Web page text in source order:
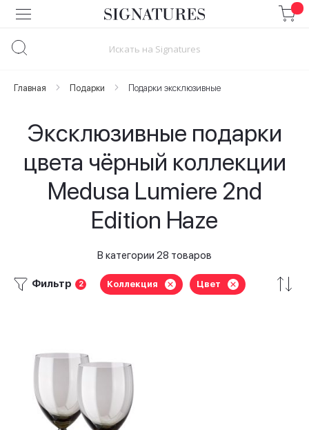
Skip
to
Главная Подарки Подарки эксклюзивные
Эксклюзивные подарки
цвета чёрный коллекции
Medusa Lumiere 2nd
Edition Haze
В категории 28 товаров
Фильтр 2 Коллекция Цвет